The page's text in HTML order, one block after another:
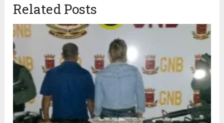
Related Posts